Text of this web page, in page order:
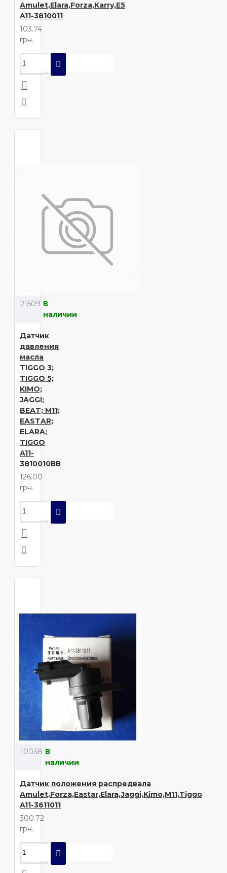
Amulet,Elara,Forza,Karry,E5
A11-3810011
103.74
грн.
21509 В
наличии
Датчик
давления
масла
TIGGO 3;
TIGGO 5;
KIMO;
JAGGI;
BEAT; M11;
EASTAR;
ELARA;
TIGGO
A11-
3810010ВВ
126.00
грн.
10038 В
наличии
Датчик положения распредвала
Amulet,Forza,Eastar,Elara,Jaggi,Kimo,M11,Tiggo
A11-3611011
300.72
грн.